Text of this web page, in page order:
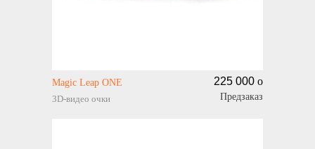
Magic Leap ONE
3D-видео очки
225 000 o
Предзаказ